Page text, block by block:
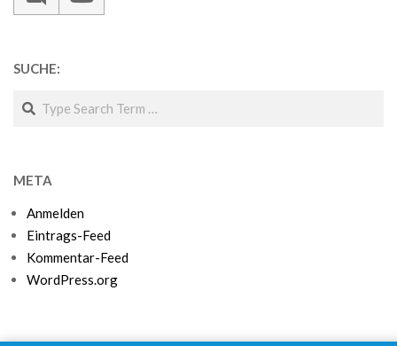
SUCHE:
META
Anmelden
Eintrags-Feed
Kommentar-Feed
WordPress.org